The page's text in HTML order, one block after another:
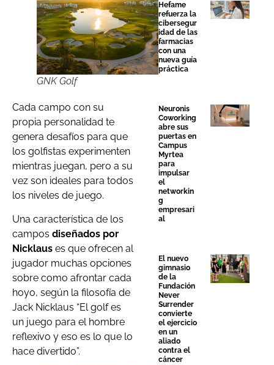
GNK Golf
Cada campo con su
propia personalidad te
genera desafíos para que
los golfistas experimenten
mientras juegan, pero a su
vez son ideales para todos
los niveles de juego.
Una característica de los
campos diseñados por
Nicklaus es que ofrecen al
jugador muchas opciones
sobre como afrontar cada
hoyo, según la filosofía de
Jack Nicklaus “El golf es
un juego para el hombre
reflexivo y eso es lo que lo
hace divertido”.
Hefame
refuerza la
cibersegur
idad de las
farmacias
con una
nueva guía
práctica
Neuronis
Coworking
abre sus
puertas en
Campus
Myrtea
para
impulsar
el
networkin
g
empresari
al
El nuevo
gimnasio
de la
Fundación
Never
Surrender
convierte
el ejercicio
en un
aliado
contra el
cáncer